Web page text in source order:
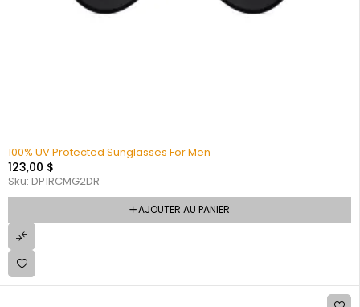
100% UV Protected Sunglasses For Men
123,00 $
Sku: DP1RCMG2DR
AJOUTER AU PANIER